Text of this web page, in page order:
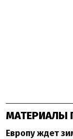
МАТЕРИАЛЫ
Европу ждет